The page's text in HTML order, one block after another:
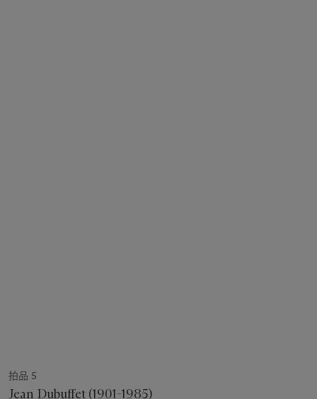
拍品 5
Jean Dubuffet (1901-1985)